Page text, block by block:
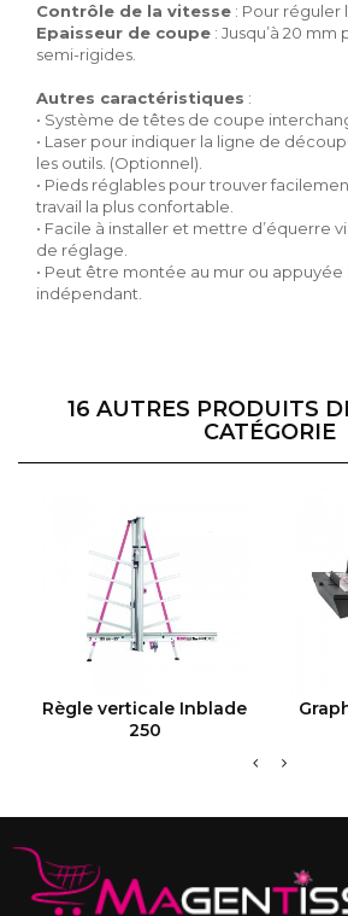
Contrôle de la vitesse : Pour réguler
Epaisseur de coupe : Jusqu’à 20
semi-rigides.
Autres caractéristiques :
• Système de têtes de coupe
• Laser pour indiquer la ligne de
les outils. (Optionnel).
• Pieds réglables pour trouver
travail la plus confortable.
• Facile à installer et mettre d’équerre
de réglage.
• Peut être montée au mur ou appuyée
indépendant.
16 AUTRES PRODUITS
CATÉGORIE
VOIR LE PRODUIT
Règle verticale Inblade
250